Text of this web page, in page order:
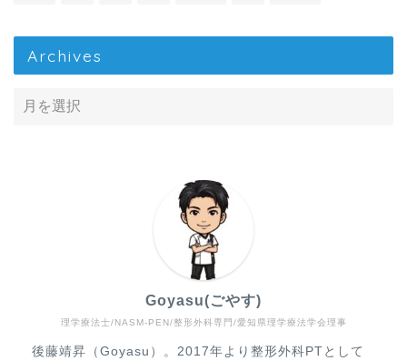
Archives
理学療法士/NASM-PEN/整形外科専門/愛知県理学療法学会理事
Goyasu(ごやす)
後藤靖昇（Goyasu）。2017年より整形外科PTとして